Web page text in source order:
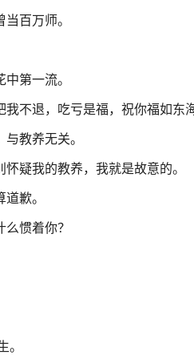
百万师。
第一流。
我不退，吃亏是福，祝你福如东
教养无关。
疑我的教养，我就是故意的。
歉。
惯着你？